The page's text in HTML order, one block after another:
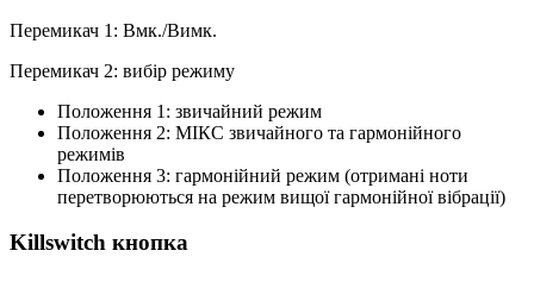
Перемикач 1: Вмк./Вимк.
Перемикач 2: вибір режиму
Положення 1: звичайний режим
Положення 2: МІКС звичайного та гармонійного
режимів
Положення 3: гармонійний режим (отримані ноти
перетворюються на режим вищої гармонійної вібрації)
Killswitch кнопка